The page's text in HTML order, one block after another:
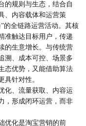
的规则与生态，结合自
、内容载体和运营策
全链路运营活动。其核
准触达目标用户，传递
的生意增长。与传统营
溯、成本可控、场景多
态优势，又能借助算法
具针对性。
化、流量获取、内容运
，形成闭环运营，而非
优化是淘宝营销的前